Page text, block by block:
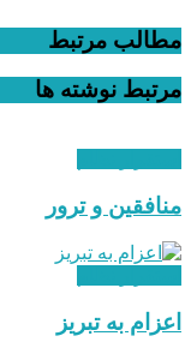
مطالب مرتبط
مرتبط نوشته ها
منافقین و ترور
اعزام به تبریز